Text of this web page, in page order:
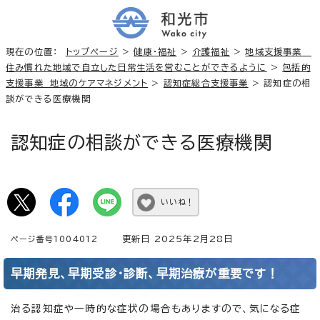
現在の位置： トップページ >健康・福祉 > 介護福祉 >地域支援事業
住み慣れた地域で自立した日常生活を営むことができるように
> 包括的
支援事業 地域のケアマネジメント > 認知症総合支援事業
> 認知症の相
談ができる医療機関
認知症の相談ができる医療機関
いいね！
ページ番号1004012 更新日 2025年2月28日
早期発見、早期受診・診断、早期治療が重要です！
治る認知症や一時的な症状の場合もありますので、気になる症